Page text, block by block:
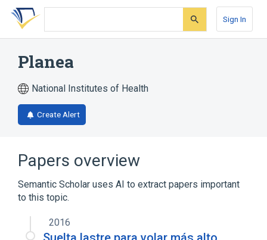
Skip
search
Skip
Skip
account
Sign In
Planea
National Institutes of Health
Create Alert
Papers overview
Semantic Scholar uses AI to extract papers important
to this topic.
2016